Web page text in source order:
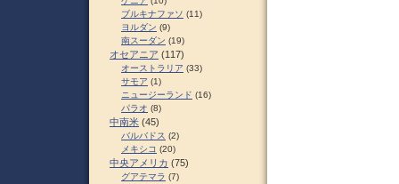
ブルキナファソ (11)
ヨルダン (9)
南スーダン (19)
オセアニア (117)
オーストラリア (33)
サモア (1)
ニュージーランド (16)
パラオ (8)
中南米 (45)
バルバドス (2)
メキシコ (20)
中央アメリカ (75)
グアテマラ (7)